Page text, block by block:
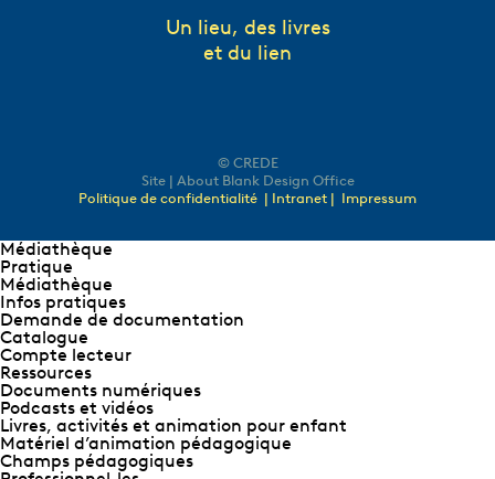
Un lieu, des livres
et du lien
© CREDE
Site | About Blank Design Office
Politique de confidentialité | Intranet | Impressum
Médiathèque
Pratique
Médiathèque
Infos pratiques
Demande de documentation
Catalogue
Compte lecteur
Ressources
Documents numériques
Podcasts et vidéos
Livres, activités et animation pour enfant
Matériel d’animation pédagogique
Champs pédagogiques